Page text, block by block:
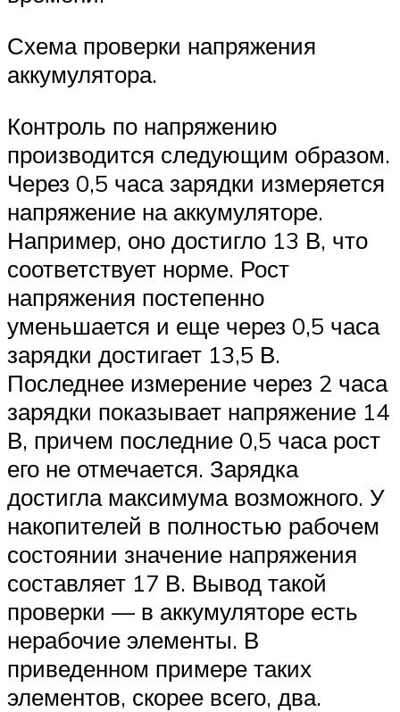
Схема проверки напряжения
аккумулятора.
Контроль по напряжению
производится следующим образом.
Через 0,5 часа зарядки измеряется
напряжение на аккумуляторе.
Например, оно достигло 13 В, что
соответствует норме. Рост
напряжения постепенно
уменьшается и еще через 0,5 часа
зарядки достигает 13,5 В.
Последнее измерение через 2 часа
зарядки показывает напряжение 14
В, причем последние 0,5 часа рост
его не отмечается. Зарядка
достигла максимума возможного. У
накопителей в полностью рабочем
состоянии значение напряжения
составляет 17 В. Вывод такой
проверки — в аккумуляторе есть
нерабочие элементы. В
приведенном примере таких
элементов, скорее всего, два.